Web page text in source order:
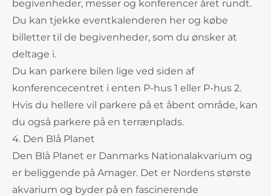
begivenheder, messer og konferencer året rundt.
Du kan tjekke eventkalenderen her og købe
billetter til de begivenheder, som du ønsker at
deltage i.
Du kan parkere bilen lige ved siden af
konferencecentret i enten P-hus 1 eller P-hus 2.
Hvis du hellere vil parkere på et åbent område, kan
du også parkere på en terrænplads.
4. Den Blå Planet
Den Blå Planet er Danmarks Nationalakvarium og
er beliggende på Amager. Det er Nordens største
akvarium og byder på en fascinerende